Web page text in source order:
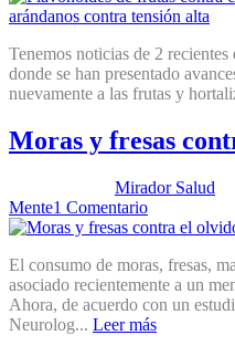
Tenemos noticias de 2
donde se han presentado
nuevamente a las frutas y
Moras y fresas
Mirador Salud
Mente1 Comentario
El consumo de moras, fresas,
asociado recientemente a un
Ahora, de acuerdo con un
Neurolog... Leer más